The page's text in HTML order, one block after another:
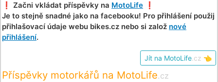
❗️ Začni vkládat příspěvky na MotoLife ❗️
Je to stejně snadné jako na facebooku! Pro přihlášení použij
přihlašovací údaje webu bikes.cz nebo si založ nové
přihlášení.
Jít na MotoLife .cz 👈
Příspěvky motorkářů na MotoLife.cz